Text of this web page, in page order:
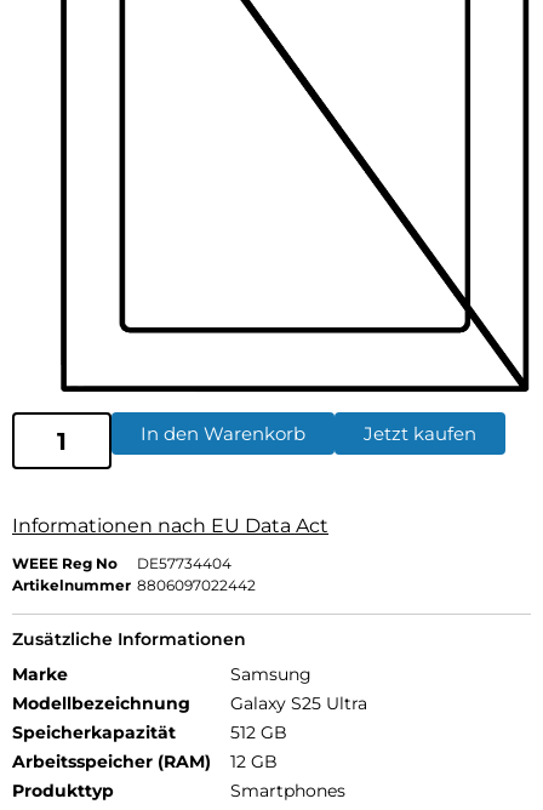
In den Warenkorb Jetzt kaufen
Informationen nach EU Data Act
WEEE Reg No
DE57734404
Artikelnummer 8806097022442
Zusätzliche Informationen
Marke
Samsung
Modellbezeichnung
Galaxy S25 Ultra
Speicherkapazität
512 GB
Arbeitsspeicher (RAM)
12 GB
Produkttyp
Smartphones